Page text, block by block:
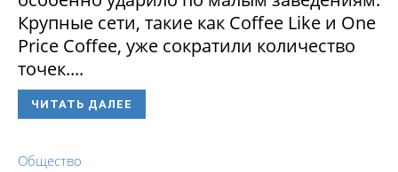
Крупные сети, такие как Coffee Like и One
Price Coffee, уже сократили количество
точек....
ЧИТАТЬ ДАЛЕЕ
Общество